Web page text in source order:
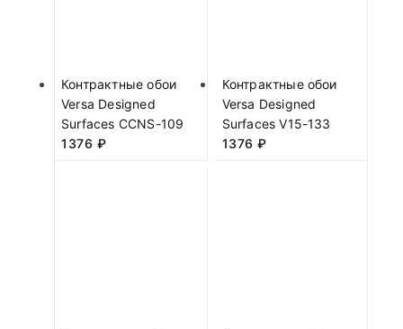
Контрактные обои
Versa Designed
Surfaces CCNS-109
1376 ₽
Контрактные обои
Versa Designed
Surfaces V15-133
1376 ₽